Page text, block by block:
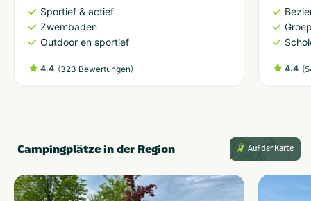
Sportief & actief
Zwembaden
Outdoor en sportief
4.4 (323 Bewertungen) 4.4 (
Campingplätze in der Region Auf der Karte